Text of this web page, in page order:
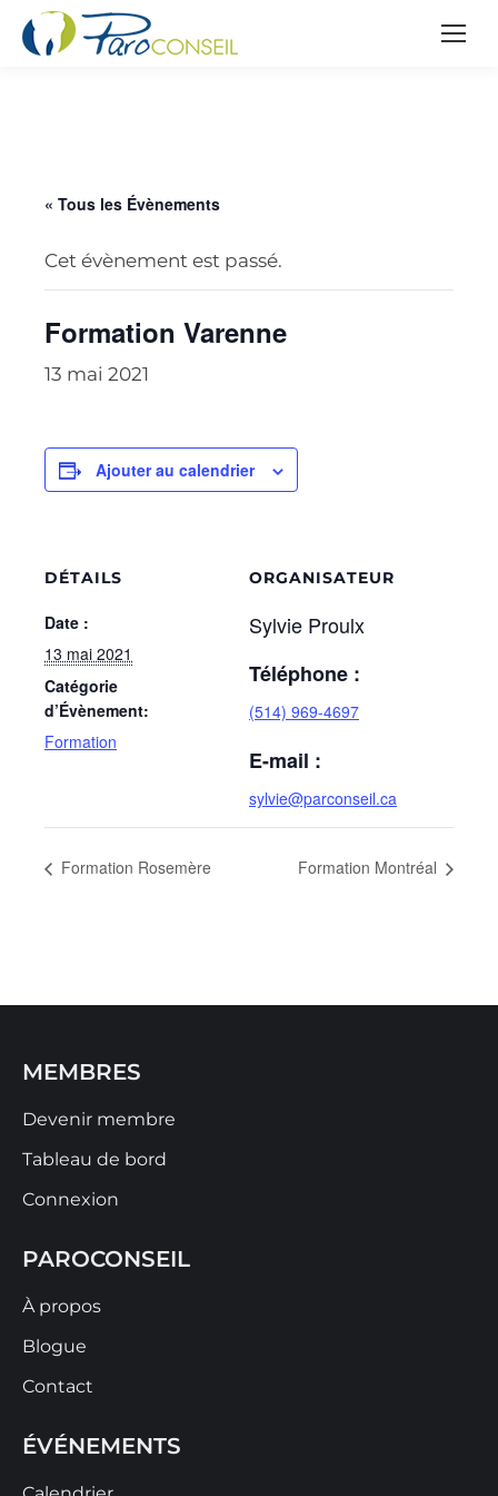
« Tous les Évènements
Cet évènement est passé.
Formation Varenne
13 mai 2021
Ajouter au calendrier
DÉTAILS
Date :
13 mai 2021
Catégorie
d’Évènement:
Formation
ORGANISATEUR
Sylvie Proulx
Téléphone :
(514) 969-4697
E-mail :
sylvie@parconseil.ca
Formation Rosemère Formation Montréal
MEMBRES
Devenir membre
Tableau de bord
Connexion
PAROCONSEIL
À propos
Blogue
Contact
ÉVÉNEMENTS